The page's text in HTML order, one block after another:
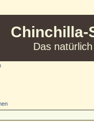
Chinchilla-
Das